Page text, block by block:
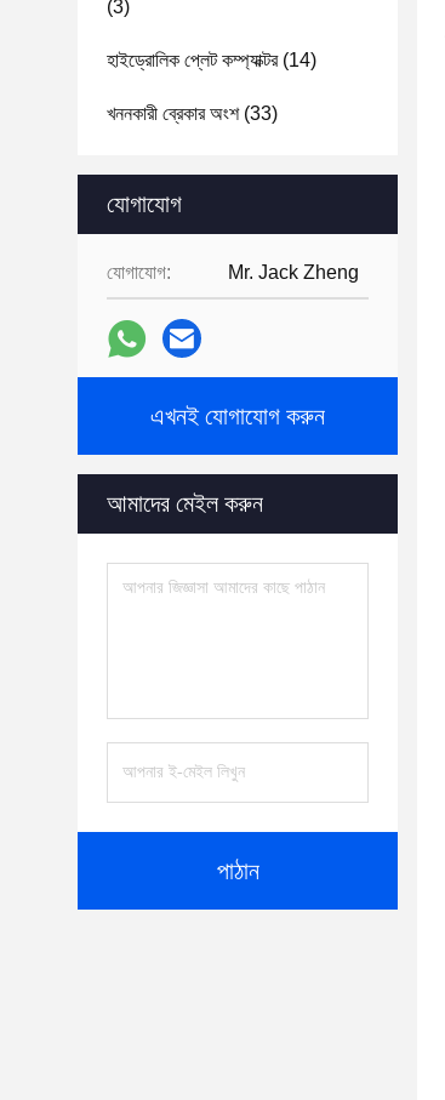
(3)
হাইড্রোলিক প্লেট কম্প্যাক্টর(14)
খননকারী ব্রেকার অংশ(33)
যোগাযোগ
যোগাযোগ: Mr. Jack Zheng
এখনই যোগাযোগ করুন
আমাদের মেইল করুন
পাঠান